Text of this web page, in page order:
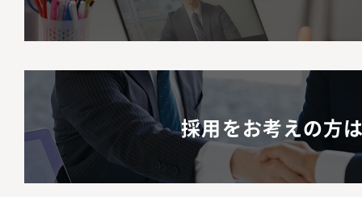
採用をお考えの方